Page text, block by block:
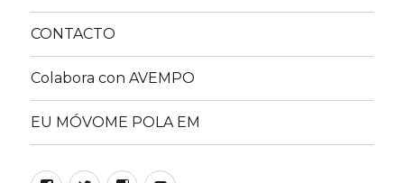
CONTACTO
Colabora con AVEMPO
EU MÓVOME POLA EM